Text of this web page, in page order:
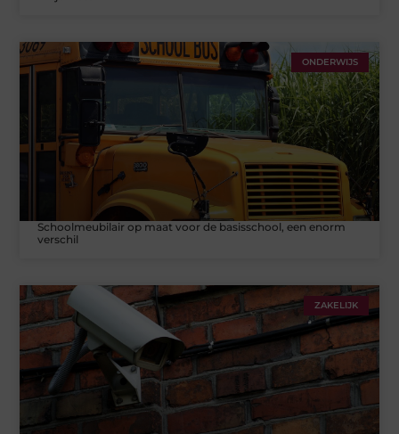
ONDERWIJS
Schoolmeubilair op maat voor de basisschool, een enorm
verschil
ZAKELIJK